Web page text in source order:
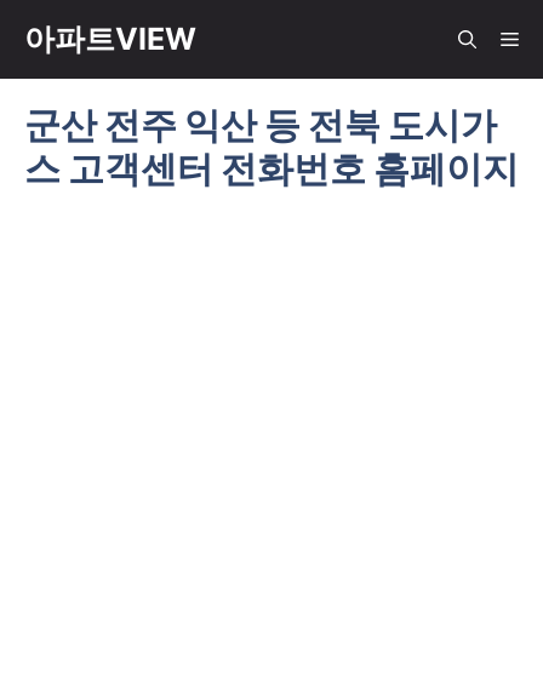
아파트VIEW 메
군산 전주 익산 등 전북 도시가
스 고객센터 전화번호 홈페이지